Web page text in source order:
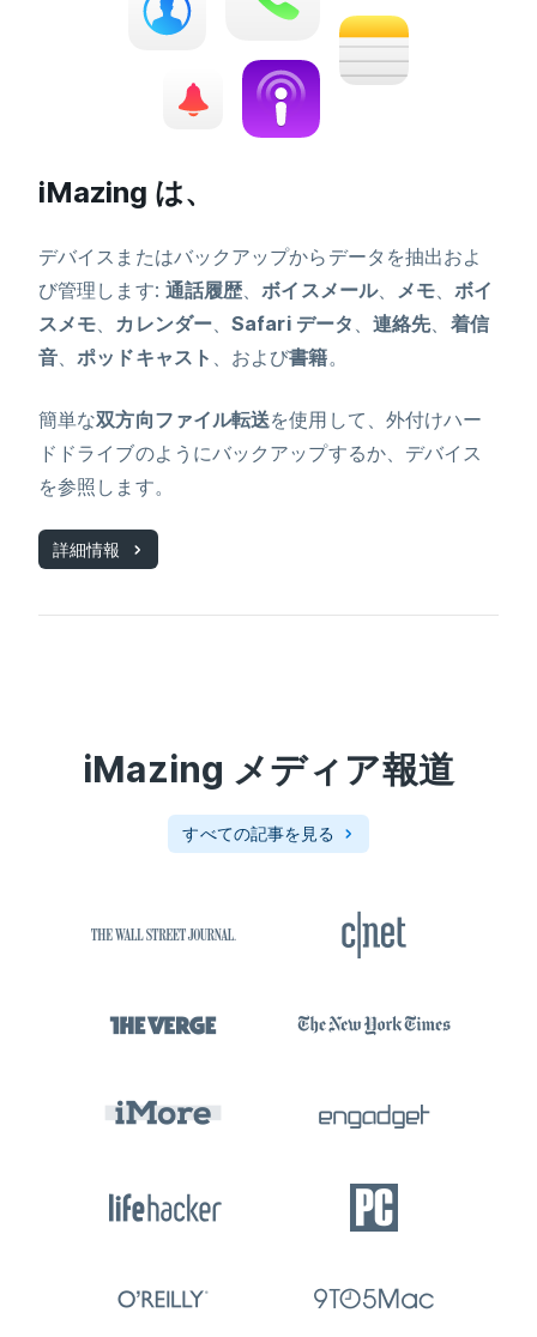
iMazing は、
デバイスまたはバックアップからデータを抽出およ
び管理します: 通話履歴 、ボイスメール、 メモ 、ボイ
スメモ
カレンダー、Safari データ 、連絡先、 着信
音 、ポッドキャスト 、および書籍。
簡単な双方向ファイル転送を使用して、外付けハー
ドドライブのようにバックアップするか、デバイス
を参照します。
詳細情報
iMazing メディア報道
すべての記事を見る